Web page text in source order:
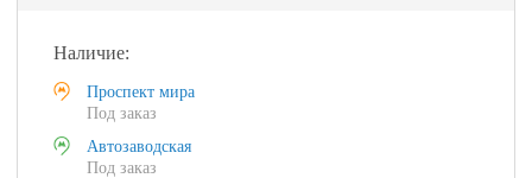
Наличие:
Проспект мира
Под заказ
Автозаводская
Под заказ